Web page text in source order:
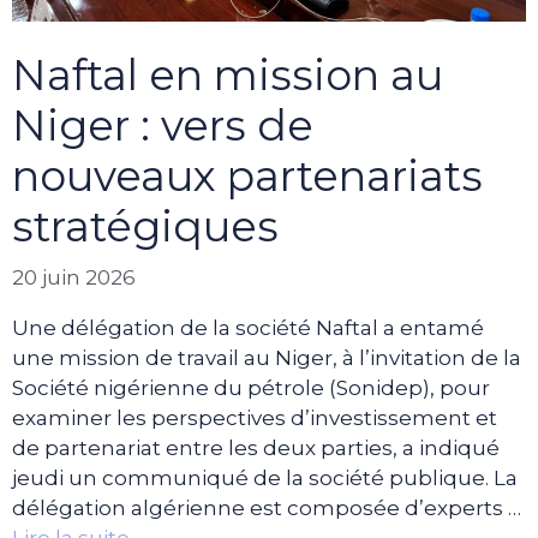
Naftal en mission au
Niger : vers de
nouveaux partenariats
stratégiques
20 juin 2026
Une délégation de la société Naftal a entamé
une mission de travail au Niger, à l’invitation de la
Société nigérienne du pétrole (Sonidep), pour
examiner les perspectives d’investissement et
de partenariat entre les deux parties, a indiqué
jeudi un communiqué de la société publique. La
délégation algérienne est composée d’experts …